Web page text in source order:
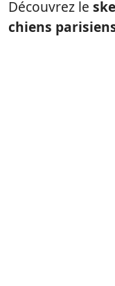
Découvrez le
chiens